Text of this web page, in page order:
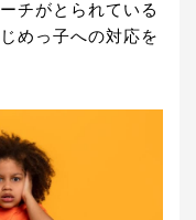
チがとられている
めっ子への対応を